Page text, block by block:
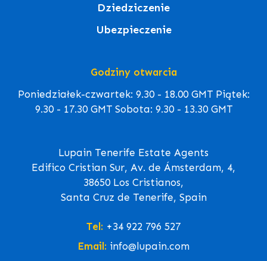
Dziedziczenie
Ubezpieczenie
Godziny otwarcia
Poniedziałek-czwartek: 9.30 - 18.00 GMT Piątek:
9.30 - 17.30 GMT Sobota: 9.30 - 13.30 GMT
Lupain Tenerife Estate Agents
Edifico Cristian Sur, Av. de Ámsterdam, 4,
38650 Los Cristianos,
Santa Cruz de Tenerife, Spain
Tel: +34 922 796 527
Email: info@lupain.com